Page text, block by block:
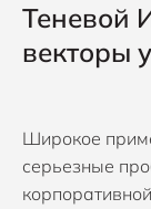
Теневой
векторы
Широкое
серьезные